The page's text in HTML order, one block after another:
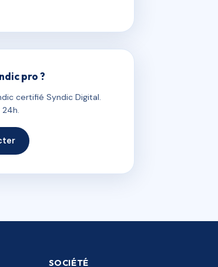
pro ?
certifié Syndic Digital.
24h.
SOCIÉTÉ